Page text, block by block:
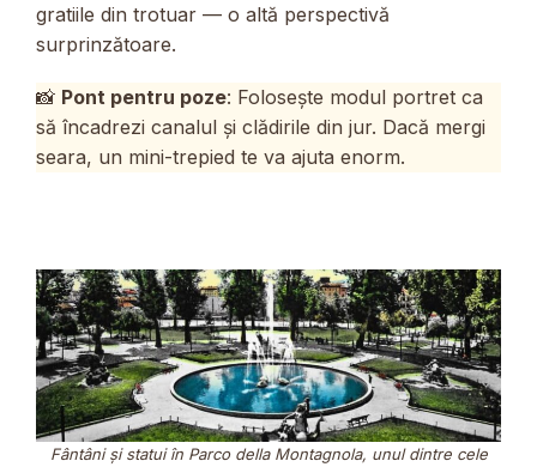
gratiile din trotuar — o altă perspectivă
surprinzătoare.
📸 Pont pentru poze: Folosește modul portret ca
să încadrezi canalul și clădirile din jur. Dacă mergi
seara, un mini-trepied te va ajuta enorm.
Fântâni și statui în Parco della Montagnola, unul dintre cele